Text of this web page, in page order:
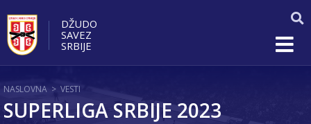
DŽUDO
SAVEZ
SRBIJE
NASLOVNA > VESTI
SUPERLIGA SRBIJE 2023